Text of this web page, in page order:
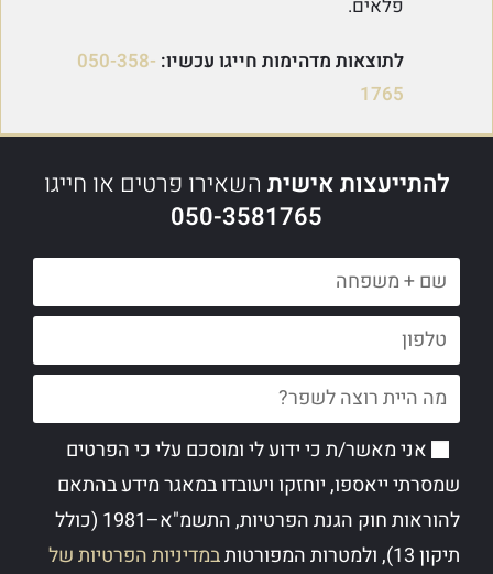
פלאים.
לתוצאות מדהימות חייגו עכשיו: 050-358-
1765
להתייעצות אישית השאירו פרטים או חייגו
050-3581765
אני מאשר/ת כי ידוע לי ומוסכם עלי כי הפרטים
שמסרתי ייאספו, יוחזקו ויעובדו במאגר מידע בהתאם
להוראות חוק הגנת הפרטיות, התשמ"א–1981 (כולל
תיקון 13), ולמטרות המפורטות
במדיניות הפרטיות של